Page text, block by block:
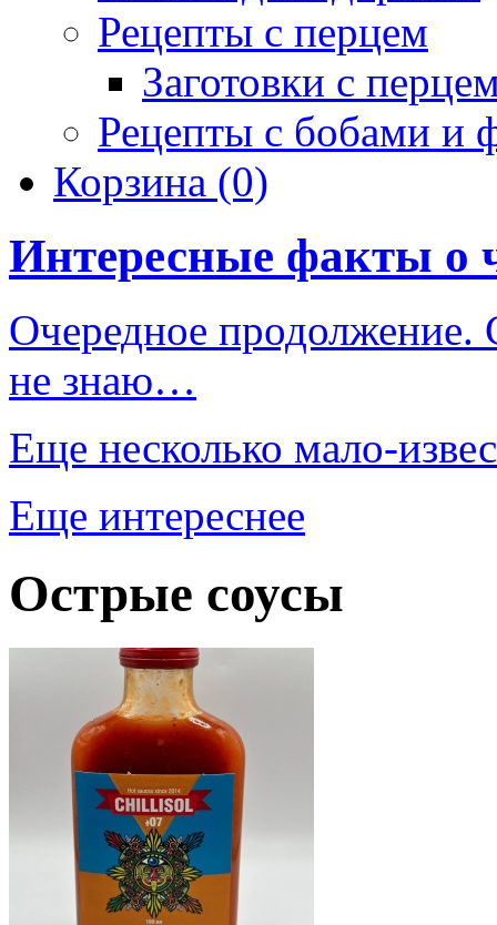
Рецепты с перцем
Заготовки с
Рецепты с бобами и
Корзина (0)
Интересные факты о
Очередное продолжение.
не знаю…
Еще несколько мало-
Еще интереснее
Острые соусы